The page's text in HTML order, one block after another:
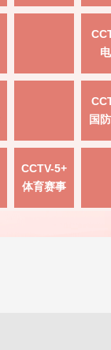
国
CCTV-5+
体育赛事